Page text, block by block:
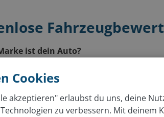
ist dein Auto?
Cookies
akzeptieren" erlaubst du uns, deine
zu verbessern. Mit deinem